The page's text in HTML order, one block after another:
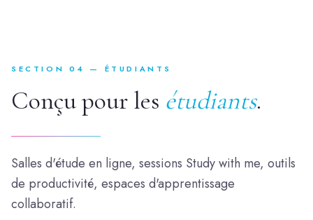
SECTION 04 — ÉTUDIANTS
Conçu pour les étudiants.
Salles d'étude en ligne, sessions Study with me, outils
de productivité, espaces d'apprentissage
collaboratif.